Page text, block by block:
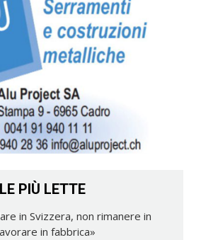
LE PIÙ LETTE
in Svizzera, non rimanere in
in fabbrica»